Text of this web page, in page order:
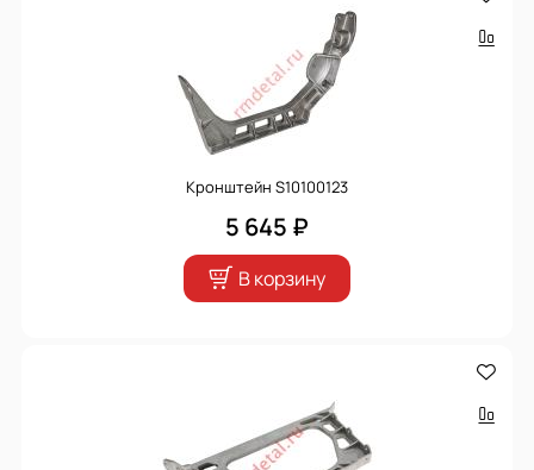
Кронштейн S10100123
5 645 ₽
В корзину